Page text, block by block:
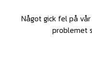
Något gick fel på
problemet